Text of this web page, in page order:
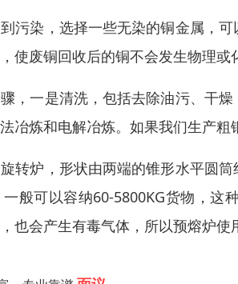
污染，选择一些无染的铜金属，
使废铜回收后的铜不会发生物理或
，一是清洗，包括去除油污、干
冶炼和电解冶炼。如果我们生产
转炉，形状由两端的锥形水平圆
般可以容纳60-5800KG货物，
也会产生有毒气体，所以预熔炉使